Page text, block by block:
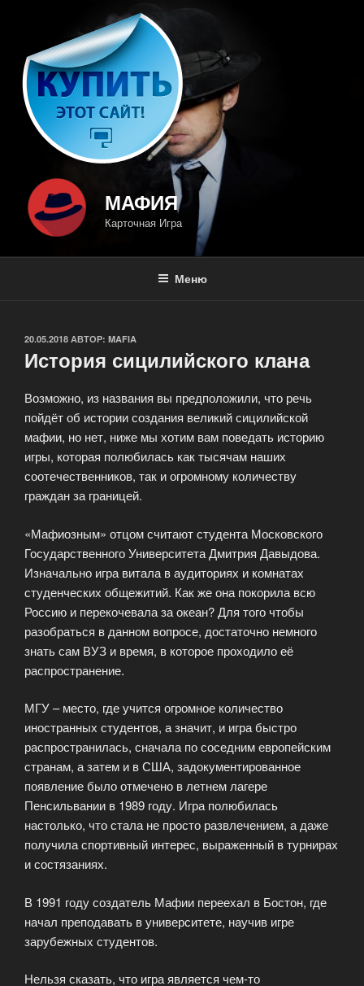
содержимому
МАФИЯ
Карточная Игра
Меню
ОПУБЛИКОВАНО
20.05.2018 АВТОР: MAFIA
История сицилийского клана
Возможно, из названия вы предположили, что речь
пойдёт об истории создания великий сицилийской
мафии, но нет, ниже мы хотим вам поведать историю
игры, которая полюбилась как тысячам наших
соотечественников, так и огромному количеству
граждан за границей.
«Мафиозным» отцом считают студента Московского
Государственного Университета Дмитрия Давыдова.
Изначально игра витала в аудиториях и комнатах
студенческих общежитий. Как же она покорила всю
Россию и перекочевала за океан? Для того чтобы
разобраться в данном вопросе, достаточно немного
знать сам ВУЗ и время, в которое проходило её
распространение.
МГУ – место, где учится огромное количество
иностранных студентов, а значит, и игра быстро
распространилась, сначала по соседним европейским
странам, а затем и в США, задокументированное
появление было отмечено в летнем лагере
Пенсильвании в 1989 году. Игра полюбилась
настолько, что стала не просто развлечением, а даже
получила спортивный интерес, выраженный в турнирах
и состязаниях.
В 1991 году создатель Мафии переехал в Бостон, где
начал преподавать в университете, научив игре
зарубежных студентов.
Нельзя сказать, что игра является чем-то